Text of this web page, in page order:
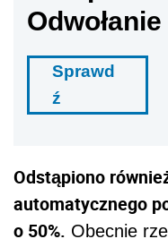
Odwołanie
Sprawd
ź
Odstąpiono
automatycznego
o 50%. Obecnie